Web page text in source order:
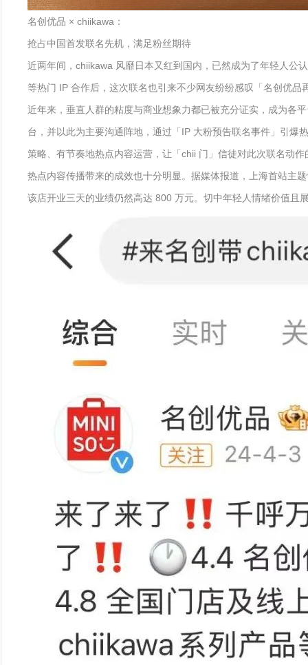
名创优品 × chiikawa：
抢占中国首发联名先机，满足粉丝期待
近两年间，chiikawa 风靡日本又红到国内，已然成为了年轻人公
等热门 IP 合作后，这次联名也引来不少网友纷纷感叹「名创优品
近年来，垂直人群的粘度与商业想象力都已被充分证实，成为各
台，并以此为主要沟通阵地，通过「IP 大粉预告联名事件」引爆
策略、有节奏地热点内容运营，让「chii 门」信徒对此次联名动
热点内容传播带来的成效也十分明显。据媒体报道，上海首站主
该店开业三天的业绩仍然高达 800 万元。切中年轻人情绪价值且